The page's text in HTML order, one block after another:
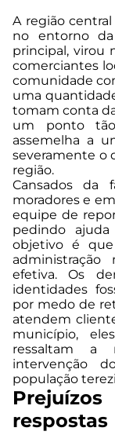
A região
no entorno
principal, virou
comerciantes
comunidade
uma
tomam conta
um ponto
assemelha a
severamente o
região.
Cansados da
moradores e
equipe de
pedindo
objetivo é
efetiva. Os
identidades
por medo de
atendem
município,
ressaltam a
intervenção
população
respostas